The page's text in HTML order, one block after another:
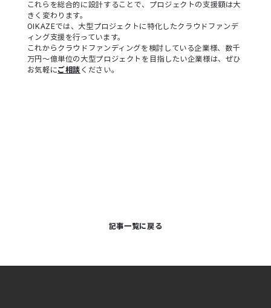
これらを総合的に設計することで、プロジェクトの支援額は大
きく変わります。
OIKAZEでは、大型プロジェクトに特化したクラウドファンデ
ィング支援を行っています。
これからクラウドファンディングを検討している企業様、数千
万円〜億単位の大型プロジェクトを目指したい企業様は、ぜひ
お気軽にご相談 ください。
記事一覧に戻る